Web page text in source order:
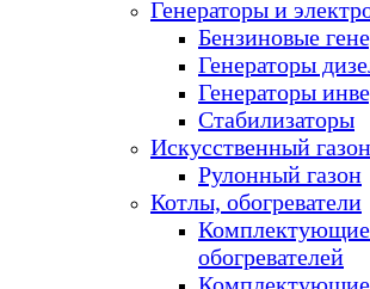
Генераторы и
Бензиновые
Генераторы
Генераторы
Стабилизаторы
Искусственный газон
Рулонный газон
Котлы, обогреватели
обогревателей